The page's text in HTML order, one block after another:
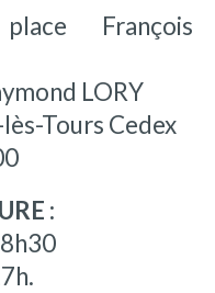
François
LORY
Tours Cedex
: